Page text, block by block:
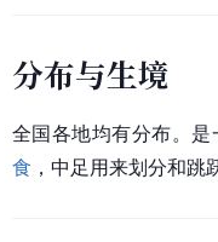
分布与生境
全国各地均有分布。
食 ，中足用来划分和